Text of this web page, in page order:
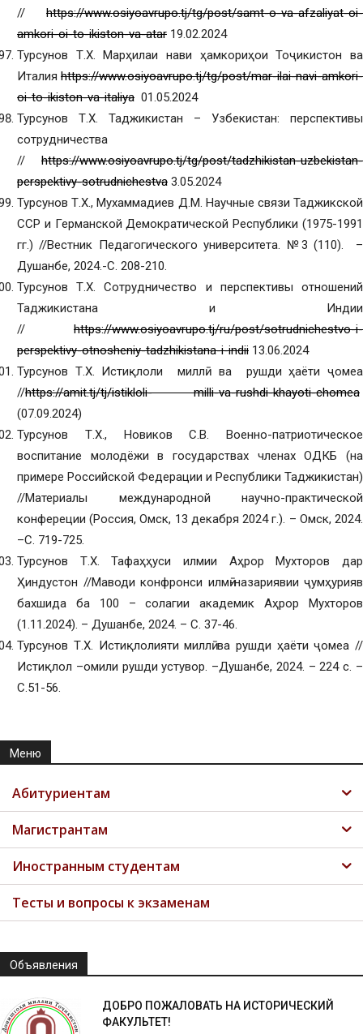
// https://www.osiyoavrupo.tj/tg/post/samt-o-va-afzaliyat-oi-
amkori-oi-to-ikiston-va-atar 19.02.2024
Турсунов Т.Х. Марҳилаи нави ҳамкориҳои Тоҷикистон ва
Италия https://www.osiyoavrupo.tj/tg/post/mar-ilai-navi-amkori-
oi-to-ikiston-va-italiya 01.05.2024
Турсунов Т.Х. Таджикистан – Узбекистан: перспективы
сотрудничества
// https://www.osiyoavrupo.tj/tg/post/tadzhikistan-uzbekistan-
perspektivy-sotrudnichestva 3.05.2024
Турсунов Т.Х., Мухаммадиев Д.М. Научные связи Таджикской
ССР и Германской Демократической Республики (1975-1991
гг.) //Вестник Педагогического университета. №3 (110). –
Душанбе, 2024.-С. 208-210.
Турсунов Т.Х. Сотрудничество и перспективы отношений
Таджикистана и Индии
// https://www.osiyoavrupo.tj/ru/post/sotrudnichestvo-i-
perspektivy-otnosheniy-tadzhikistana-i-indii 13.06.2024
Турсунов Т.Х. Истиқлоли миллӣ ва рушди ҳаёти ҷомеа
//https://amit.tj/tj/istikloli- milli-va-rushdi-khayoti-chomea
(07.09.2024)
Турсунов Т.Х., Новиков С.В. Военно-патриотическое
воспитание молодёжи в государствах членах ОДКБ (на
примере Российской Федерации и Республики Таджикистан)
//Материалы международной научно-практической
конфереции (Россия, Омск, 13 декабря 2024 г.). – Омск, 2024.
–С. 719-725.
Турсунов Т.Х. Тафаҳҳуси илмии Аҳрор Мухторов дар
Ҳиндустон //Маводи конфронси илмӣ-назариявии ҷумҳуриявӣ
бахшида ба 100 – солагии академик Аҳрор Мухторов
(1.11.2024). – Душанбе, 2024. – С. 37-46.
Турсунов Т.Х. Истиқлолияти миллӣ ва рушди ҳаёти ҷомеа //
Истиқлол –омили рушди устувор. –Душанбе, 2024. – 224 с. –
С.51-56.
Меню
Абитуриентам
Магистрантам
Иностранным студентам
Тесты и вопросы к экзаменам
Объявления
ДОБРО ПОЖАЛОВАТЬ НА ИСТОРИЧЕСКИЙ
ФАКУЛЬТЕТ!